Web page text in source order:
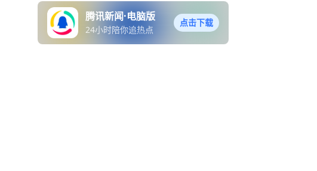
腾讯新闻·电脑版
24小时陪你追热点
点击下载